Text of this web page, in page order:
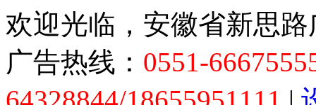
欢迎光临，安徽省新思
广告热线： 0551-